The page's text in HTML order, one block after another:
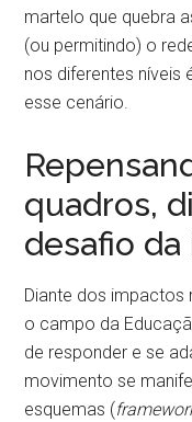
martelo que quebra
(ou permitindo) o
nos diferentes níveis
esse cenário.
quadros,
desafio
Diante dos impactos
o campo da
de responder e se
movimento se
esquemas (